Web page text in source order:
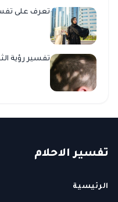
تعرف على
تفسير رؤية
تفسير الاحلام
الرئيسية